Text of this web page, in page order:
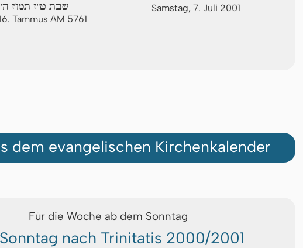
שבת ט"ז תמוז
Tammus AM 5761
Samstag, 7. Juli 2001
dem evangelischen Kirchenkalender
Für die Woche ab dem Sonntag
nach Trinitatis 2000/2001